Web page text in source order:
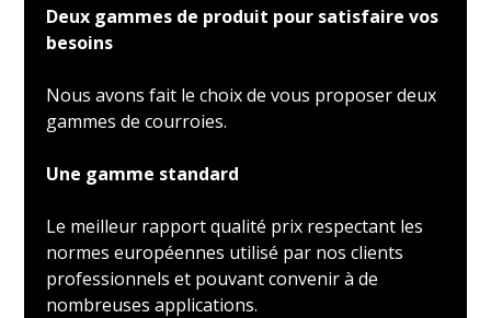
Deux gammes de produit pour satisfaire vos
besoins
Nous avons fait le choix de vous proposer deux
gammes de courroies.
Une gamme standard
Le meilleur rapport qualité prix respectant les
normes européennes utilisé par nos clients
professionnels et pouvant convenir à de
nombreuses applications.